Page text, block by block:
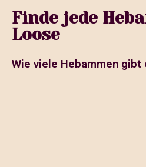
Finde jede
Loose
Wie viele Hebammen gibt